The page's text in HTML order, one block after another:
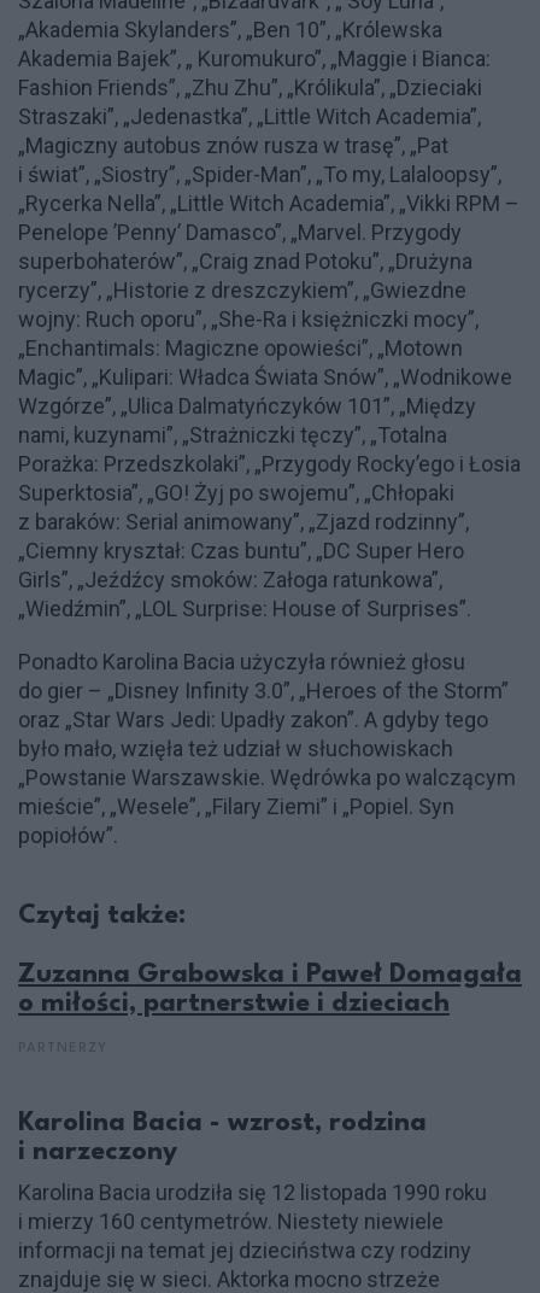
„Akademia Skylanders”, „Ben 10”, „Królewska
Akademia Bajek”, „ Kuromukuro”, „Maggie i Bianca:
Fashion Friends”, „Zhu Zhu”, „Królikula”, „Dzieciaki
Straszaki”, „Jedenastka”, „Little Witch Academia”,
„Magiczny autobus znów rusza w trasę”, „Pat
i świat”, „Siostry”, „Spider-Man”, „To my, Lalaloopsy”,
„Rycerka Nella”, „Little Witch Academia”, „Vikki RPM –
Penelope ’Penny’ Damasco”, „Marvel. Przygody
superbohaterów”, „Craig znad Potoku”, „Drużyna
rycerzy”, „Historie z dreszczykiem”, „Gwiezdne
wojny: Ruch oporu”, „She-Ra i księżniczki mocy”,
„Enchantimals: Magiczne opowieści”, „Motown
Magic”, „Kulipari: Władca Świata Snów”, „Wodnikowe
Wzgórze”, „Ulica Dalmatyńczyków 101”, „Między
nami, kuzynami”, „Strażniczki tęczy”, „Totalna
Porażka: Przedszkolaki”, „Przygody Rocky’ego i Łosia
Superktosia”, „GO! Żyj po swojemu”, „Chłopaki
z baraków: Serial animowany”, „Zjazd rodzinny”,
„Ciemny kryształ: Czas buntu”, „DC Super Hero
Girls”, „Jeźdźcy smoków: Załoga ratunkowa”,
„Wiedźmin”, „LOL Surprise: House of Surprises”.
Ponadto Karolina Bacia użyczyła również głosu
do gier – „Disney Infinity 3.0”, „Heroes of the Storm”
oraz „Star Wars Jedi: Upadły zakon”. A gdyby tego
było mało, wzięła też udział w słuchowiskach
„Powstanie Warszawskie. Wędrówka po walczącym
mieście”, „Wesele”, „Filary Ziemi” i „Popiel. Syn
popiołów”.
Czytaj także:
Zuzanna Grabowska i Paweł Domagała
o miłości, partnerstwie i dzieciach
Karolina Bacia - wzrost, rodzina
i narzeczony
Karolina Bacia urodziła się 12 listopada 1990 roku
i mierzy 160 centymetrów. Niestety niewiele
informacji na temat jej dzieciństwa czy rodziny
znajduje się w sieci. Aktorka mocno strzeże